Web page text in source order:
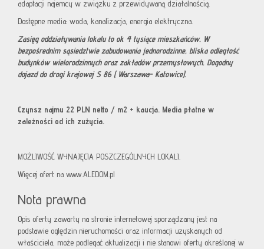
adaptacji najemcy w związku z przewidywaną działalnością.
Dostępne media: woda, kanalizacja, energia elektryczna.
Zasięg oddziaływania lokalu to ok 4 tysiące mieszkańców. W
bezpośrednim sąsiedztwie zabudowania jednorodzinne, bliska odległość
budynków wielorodzinnych oraz zakładów przemysłowych. Dogodny
dojazd do drogi krajowej S 86 ( Warszawa- Katowice).
Czynsz najmu 22 PLN netto / m2 + kaucja. Media płatne w
zależności od ich zużycia.
MOŻLIWOŚĆ WYNAJĘCIA POSZCZEGÓLNYCH LOKALI.
Więcej ofert na www.ALEDOM.pl
Nota prawna
Opis oferty zawarty na stronie internetowej sporządzany jest na
podstawie oględzin nieruchomości oraz informacji uzyskanych od
właściciela, może podlegać aktualizacji i nie stanowi oferty określonej w